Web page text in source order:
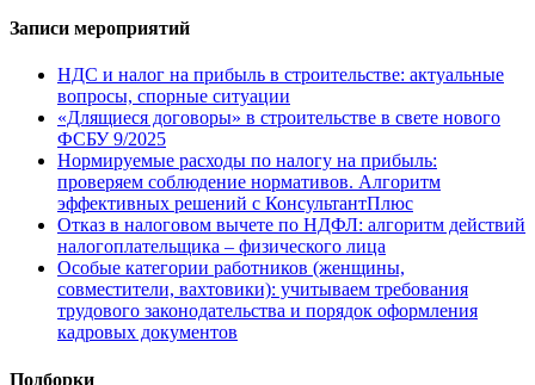
Записи мероприятий
НДС и налог на прибыль в строительстве: актуальные
вопросы, спорные ситуации
«Длящиеся договоры» в строительстве в свете нового
ФСБУ 9/2025
Нормируемые расходы по налогу на прибыль:
проверяем соблюдение нормативов. Алгоритм
эффективных решений с КонсультантПлюс
Отказ в налоговом вычете по НДФЛ: алгоритм действий
налогоплательщика – физического лица
Особые категории работников (женщины,
совместители, вахтовики): учитываем требования
трудового законодательства и порядок оформления
кадровых документов
Подборки